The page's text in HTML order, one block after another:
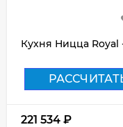
Кухня Ницца Royal
221 534 ₽